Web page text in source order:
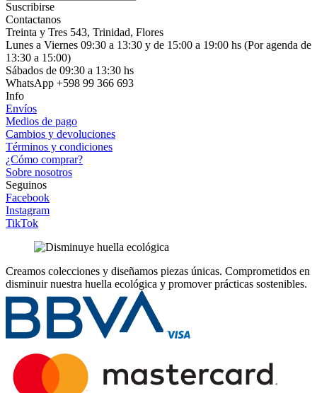
Suscribirse
Contactanos
Treinta y Tres 543, Trinidad, Flores
Lunes a Viernes 09:30 a 13:30 y de 15:00 a 19:00 hs (Por agenda de
13:30 a 15:00)
Sábados de 09:30 a 13:30 hs
WhatsApp +598 99 366 693
Info
Envíos
Medios de pago
Cambios y devoluciones
Términos y condiciones
¿Cómo comprar?
Sobre nosotros
Seguinos
Facebook
Instagram
TikTok
Creamos colecciones y diseñamos piezas únicas. Comprometidos en
disminuir nuestra huella ecológica y promover prácticas sostenibles.